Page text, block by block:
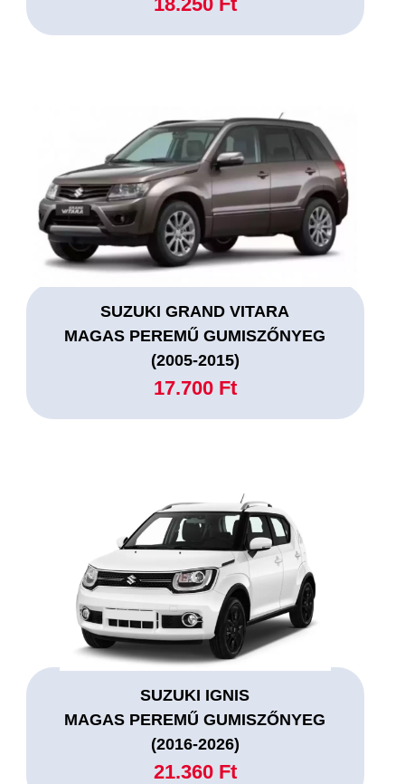
SUZUKI GRAND VITARA
MAGAS PEREMŰ GUMISZŐNYEG
(2005-2015)
17.700 Ft
SUZUKI IGNIS
MAGAS PEREMŰ GUMISZŐNYEG
(2016-2026)
21.360 Ft